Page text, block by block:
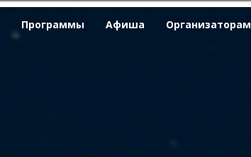
Программы Афиша Организаторам